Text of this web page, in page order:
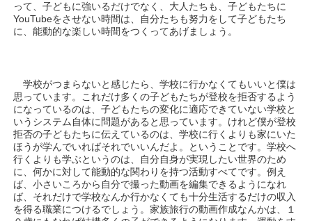
って、子どもに強いるだけでなく、大人たちも、子どもたちに
YouTubeをさせない時間は、自分たちも努力をして子どもたち
に、能動的な楽しい時間をつくってあげましょう。
学校がつまらないと感じたら、学校に行かなくてもいいと僕は
思っています。これだけ多くの子どもたちが登校を拒否するよう
になっているのは、子どもたちの変化に適応できていない学校と
いうシステム自体に問題があると思っています。けれど僕が登校
拒否の子どもたちに伝えているのは、学校に行くよりも家にいた
ほうが学んでいればそれでいいんだよ。ということです。学校へ
行くよりも学ぶというのは、自分自身が実現したい世界のため
に、何かに対して能動的な関わりを持つ活動すべてです。例え
ば、小さいころから自分で撮った動画を編集できるようになれ
ば、それだけで学校なんか行かなくても十分生活するだけの収入
を得る職業につけるでしょう。家族旅行の動画作成なんかは、１